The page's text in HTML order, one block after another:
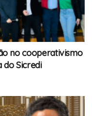
no cooperativismo
Sicredi